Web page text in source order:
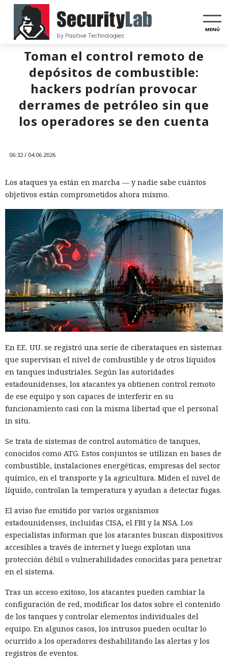
MENÚ
Toman el control remoto de
depósitos de combustible:
hackers podrían provocar
derrames de petróleo sin que
los operadores se den cuenta
06:32 / 04.06.2026
Los ataques ya están en marcha — y nadie sabe cuántos
objetivos están comprometidos ahora mismo.
En EE. UU. se registró una serie de ciberataques en sistemas
que supervisan el nivel de combustible y de otros líquidos
en tanques industriales. Según las autoridades
estadounidenses, los atacantes ya obtienen control remoto
de ese equipo y son capaces de interferir en su
funcionamiento casi con la misma libertad que el personal
in situ.
Se trata de sistemas de control automático de tanques,
conocidos como ATG. Estos conjuntos se utilizan en bases de
combustible, instalaciones energéticas, empresas del sector
químico, en el transporte y la agricultura. Miden el nivel de
líquido, controlan la temperatura y ayudan a detectar fugas.
El aviso fue emitido por varios organismos
estadounidenses, incluidas CISA, el FBI y la NSA. Los
especialistas informan que los atacantes buscan dispositivos
accesibles a través de internet y luego explotan una
protección débil o vulnerabilidades conocidas para penetrar
en el sistema.
Tras un acceso exitoso, los atacantes pueden cambiar la
configuración de red, modificar los datos sobre el contenido
de los tanques y controlar elementos individuales del
equipo. En algunos casos, los intrusos pueden ocultar lo
ocurrido a los operadores deshabilitando las alertas y los
registros de eventos.